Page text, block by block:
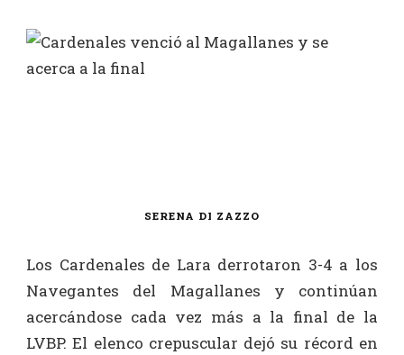
SERENA DI ZAZZO
Los Cardenales de Lara derrotaron 3-4 a los
Navegantes del Magallanes y continúan
acercándose cada vez más a la final de la
LVBP. El elenco crepuscular dejó su récord en